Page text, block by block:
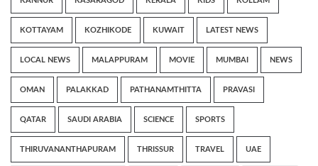
KOTTAYAM KOZHIKODE KUWAIT LATEST NEWS
LOCAL NEWS MALAPPURAM MOVIE MUMBAI NEWS
OMAN PALAKKAD PATHANAMTHITTA PRAVASI
QATAR SAUDI ARABIA SCIENCE SPORTS
THIRUVANANTHAPURAM THRISSUR TRAVEL UAE